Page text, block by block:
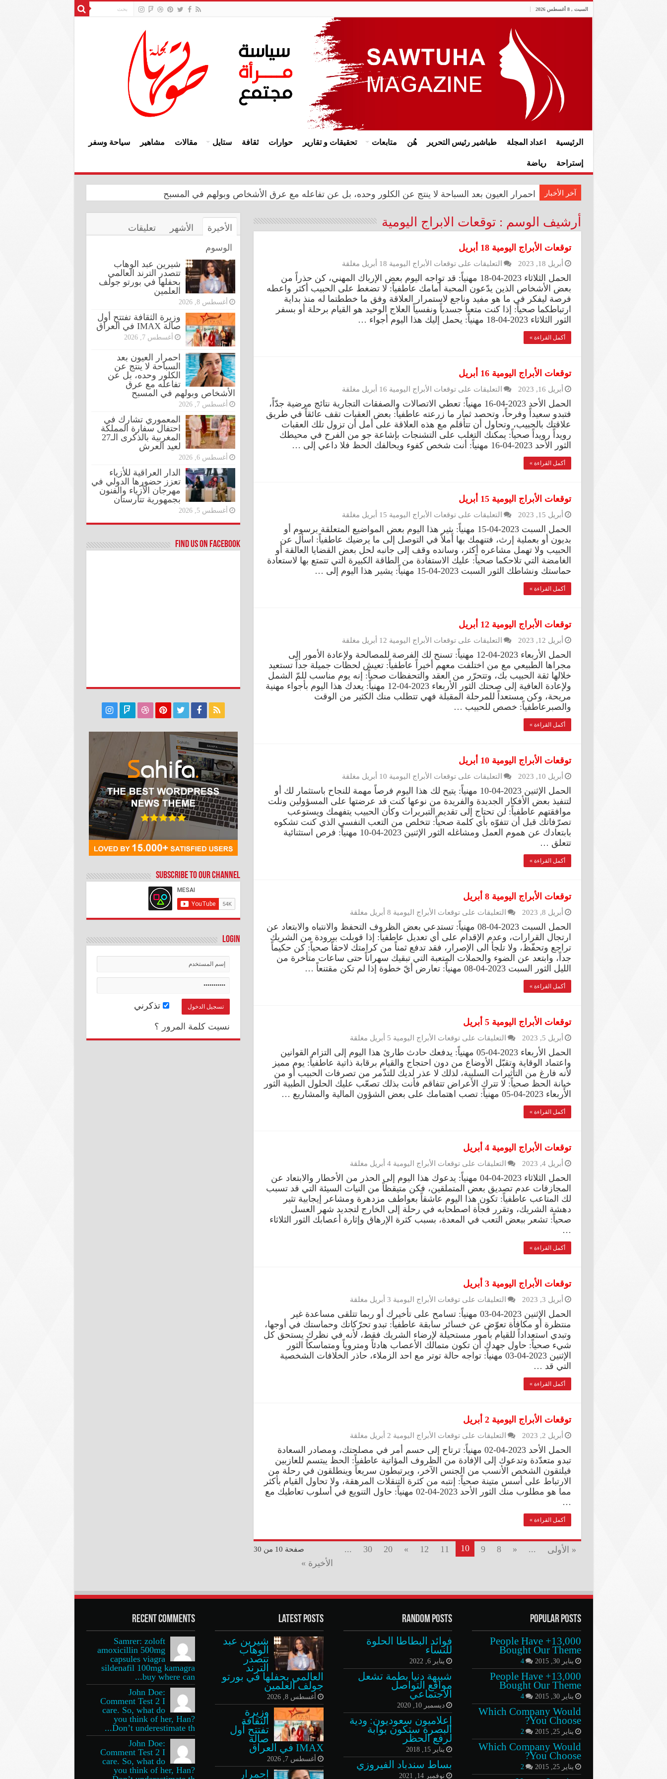
السبت , 8 أغسطس 2026
الرئيسية اعداد المجلة طباشير رئيس التحرير هُن متابعات تحقيقات و تقارير حوارات ثقافة ستايل مقالات مشاهير سياحة وسفر
إستراحة رياضة
آخر الأخبار احمرار العيون بعد السباحة لا ينتج عن الكلور وحده، بل عن تفاعله مع عرق الأشخاص وبولهم في المسبح
المعموري تشارك في احتفال سفارة المملكة المغربية بالذكرى الـ27 لعيد العرش
أرشيف الوسم :توقعات الابراج اليومية
توقعات الأبراج اليومية 18 أبريل
أبريل 18, 2023 التعليقات على توقعات الأبراج اليومية 18 أبريل مغلقة
الحمل الثلاثاء 2023-04-18 مهنياً: قد تواجه اليوم بعض الإرباك المهني، كن حذراً من
بعض الأشخاص الذين يدّعون المحبة أمامك عاطفياً: لا تضغط على الحبيب أكثر واعطه
فرصة ليفكر في ما هو مفيد وناجع لاستمرار العلاقة وفق ما خططتما له منذ بداية
ارتباطكما صحياً: إذا كنت متعباً جسدياً ونفسياً العلاج الوحيد هو القيام برحلة أو بسفر
الثور الثلاثاء 2023-04-18 مهنياً: يحمل إليك هذا اليوم أجواء …
أكمل القراءة »
توقعات الأبراج اليومية 16 أبريل
أبريل 16, 2023 التعليقات على توقعات الأبراج اليومية 16 أبريل مغلقة
الحمل الأحد 2023-04-16 مهنياً: تعطي الاتصالات والصفقات التجارية نتائج مرضية جدّاً،
فتبدو سعيداً وفرحاً، وتحصد ثمار ما زرعته عاطفياً: بعض العقبات تقف عائقاً في طريق
علاقتك بالحبيب، وتحاول أن تتأقلم مع هذه العلاقة على أمل أن تزول تلك العقبات
رويداً رويداً صحياً: يمكنك التغلب على التشنجات بإشاعة جو من الفرح في محيطك
الثور الأحد 2023-04-16 مهنياً: أنت شخص كفوء ويحالفك الحظ فلا داعي إلى …
أكمل القراءة »
توقعات الأبراج اليومية 15 أبريل
أبريل 15, 2023 التعليقات على توقعات الأبراج اليومية 15 أبريل مغلقة
الحمل السبت 2023-04-15 مهنياً: يثير هذا اليوم بعض المواضيع المتعلقة برسوم أو
بديون أو بعملية إرث، فتنهمك بها أملاً في التوصل إلى ما يرضيك عاطفياً: اسأل عن
الحبيب ولا تهمل مشاعره أكثر، وسانده وقف إلى جانبه لحل بعض القضايا العالقة أو
الغامضة التي تلاحكما صحياً: عليك الاستفادة من الطاقة الكبيرة التي تتمتع بها لاستعادة
حماستك ونشاطك الثور السبت 2023-04-15 مهنياً: يشير هذا اليوم إلى …
أكمل القراءة »
توقعات الأبراج اليومية 12 أبريل
أبريل 12, 2023 التعليقات على توقعات الأبراج اليومية 12 أبريل مغلقة
الحمل الأربعاء 2023-04-12 مهنياً: تسنح لك الفرصة للمصالحة ولإعادة الأمور إلى
مجراها الطبيعي مع من اختلفت معهم أخيراً عاطفياً: تعيش لحظات جميلة جداً تستعيد
خلالها ثقة الحبيب بك، وتتحرّر من العقد والتحفظات صحياً: إنه يوم مناسب للمّ الشمل
ولإعادة العافية إلى صحتك الثور الأربعاء 2023-04-12 مهنياً: يعدك هذا اليوم بأجواء مهنية
مريحة، وكن مستعداً للمرحلة المقبلة فهي تتطلب منك الكثير من الوقت
والصبرعاطفياً: خصص للحبيب …
أكمل القراءة »
توقعات الأبراج اليومية 10 أبريل
أبريل 10, 2023 التعليقات على توقعات الأبراج اليومية 10 أبريل مغلقة
الحمل الإثنين 2023-04-10 مهنياً: يتيح لك هذا اليوم فرصاً مهمة للنجاح باستثمار لك أو
لتنفيذ بعض الأفكار الجديدة والفريدة من نوعها كنت قد عرضتها على المسؤولين ونلت
موافقتهم عاطفياً: لن تحتاج إلى تقديم التبريرات وكأن الحبيب يتفهمك ويستوعب
تصرّفاتك قبل أن تتفوّه بأي كلمة صحياً: تتخلص من التعب النفسي الذي كنت تشكوه
بابتعادك عن هموم العمل ومشاغله الثور الإثنين 2023-04-10 مهنياً: فرص استثنائية
تتعلق …
أكمل القراءة »
توقعات الأبراج اليومية 8 أبريل
أبريل 8, 2023 التعليقات على توقعات الأبراج اليومية 8 أبريل مغلقة
الحمل السبت 2023-04-08 مهنياً: تستدعي بعض الظروف التحفظ والانتباه والابتعاد عن
ارتجال القرارات، وعدم الإقدام على أي تعديل عاطفياً: إذا قوبلت ببرودة من الشريك
تراجع وتحفّظ، ولا تلجأ الى الإصرار، فقد تدفع ثمناً من كرامتك لاحقاً صحياً: كن حكيماً
جداً، وابتعد عن الضوء والحملات المتعبة التي تبقيك سهراناً حتى ساعات متأخرة من
الليل الثور السبت 2023-04-08 مهنياً: تعارض أيّ خطوة إذا لم تكن مقتنعاً …
أكمل القراءة »
توقعات الأبراج اليومية 5 أبريل
أبريل 5, 2023 التعليقات على توقعات الأبراج اليومية 5 أبريل مغلقة
الحمل الأربعاء 2023-04-05 مهنياً: يدفعك حادث طارئ هذا اليوم إلى التزام القوانين
واعتماد الوقاية وتقبّل الأوضاع من دون احتجاج والقيام برقابة ذاتية عاطفياً: يوم مميز
لأنه فارغ من التأثيرات السلبية، لذلك لا عذر لديك للتذّمر من تصرفات الحبيب أو من
خيانة الحظ صحياً: لا تترك الأعراض تتفاقم فأنت بذلك تصعّب عليك الحلول الطبية الثور
الأربعاء 2023-04-05 مهنياً: تصب اهتمامك على بعض الشؤون المالية والمشاريع …
أكمل القراءة »
توقعات الأبراج اليومية 4 أبريل
أبريل 4, 2023 التعليقات على توقعات الأبراج اليومية 4 أبريل مغلقة
الحمل الثلاثاء 2023-04-04 مهنياً: يدعوك هذا اليوم إلى الحذر من الأخطار والابتعاد عن
المجازفات عدم تصديق بعض المتملقين، فكن متيقظاً من النيات السيئة التي قد تسبب
لك المتاعب عاطفياً: تكون هذا اليوم عاشقاً بعواطف مزدهرة ومشاعر إيجابية تثير
دهشة الشريك، وتقرر فجأة اصطحابه في رحلة إلى الخارج لتجديد شهر العسل
صحياً: تشعر ببعض التعب في المعدة، بسبب كثرة الإرهاق وإثارة أعصابك الثور الثلاثاء
…
أكمل القراءة »
توقعات الأبراج اليومية 3 أبريل
أبريل 3, 2023 التعليقات على توقعات الأبراج اليومية 3 أبريل مغلقة
الحمل الإثنين 2023-04-03 مهنياً: تسامح على تأخيرك أو ربما تتلقى مساعدة غير
منتظرة أو مكافأة تعوّض عن خسائر سابقة عاطفياً: تبدو تحرّكاتك وحماستك في أوجها،
وتبدي استعداداً للقيام بأمور مستحيلة لإرضاء الشريك فقط، لأنه في نظرك يستحق كل
شيء صحياً: حاول جهدك أن تكون متمالك الأعصاب هادئاً ومتروياً ومتماسكاً الثور
الإثنين 2023-04-03 مهنياً: تواجه حالة توتر مع احد الزملاء، حاذر الخلافات الشخصية
التي قد …
أكمل القراءة »
توقعات الأبراج اليومية 2 أبريل
أبريل 2, 2023 التعليقات على توقعات الأبراج اليومية 2 أبريل مغلقة
الحمل الأحد 2023-04-02 مهنياً: ترتاح إلى حسم أمر في مصلحتك، ومصادر السعادة
تبدو متعدّدة وتدعوك إلى الإفادة من الظروف المؤاتية عاطفياً: الحظ يبتسم للعازبين
فيلتقون الشخص الأنسب من الجنس الآخر، ويرتبطون سريعاً وينطلقون في رحلة من
الارتباط على أسس متينة صحياً: إنتبه من كثرة التنقلات المرهقة، ولا تحاول القيام بأكثر
مما هو مطلوب منك الثور الأحد 2023-04-02 مهنياً: حاول التنويع في أسلوب تعاطيك مع
…
أكمل القراءة »
صفحة 10 من 30 « الأولى ...
«
8
9
10
11
12
»
20
30
...
الأخيرة »
الأخيرة الأشهر
تعليقات
الوسوم
شيرين عبد الوهاب
تتصدر الترند العالمي
بحفلها في بورتو جولف
العلمين
أغسطس 8, 2026
وزيرة الثقافة تفتتح أول
صالة IMAX في العراق
أغسطس 7, 2026
احمرار العيون بعد
السباحة لا ينتج عن
الكلور وحده، بل عن
تفاعله مع عرق
الأشخاص وبولهم في المسبح
أغسطس 7, 2026
المعموري تشارك في
احتفال سفارة المملكة
المغربية بالذكرى الـ27
لعيد العرش
أغسطس 6, 2026
الدار العراقية للأزياء
تعزز حضورها الدولي في
مهرجان الأزياء والفنون
بجمهورية تتارستان
أغسطس 5, 2026
Find us on Facebook
Subscribe to our Channel
Login
تذكرني
نسيت كلمة المرور ؟
Popular Posts
13,000+ People Have
Bought Our Theme
يناير 30, 2015 4
13,000+ People Have
Bought Our Theme
يناير 30, 2015 4
Which Company Would
You Choose?
يناير 25, 2015 2
Which Company Would
You Choose?
يناير 25, 2015 2
Random Posts
فوائد البطاطا الحلوة
للنساء
يناير 6, 2022
شبيهة دنيا بطمة تشعل
مواقع التواصل
الاجتماعي
ديسمبر 10, 2020
إعلاميون سعوديون: ودية
البصرة ستكون بوابة
لرفع الحظر
يناير 15, 2018
بساط سندباد الفيروزي
نوفمبر 14, 2021
Latest Posts
شيرين عبد
الوهاب
تتصدر
الترند
العالمي بحفلها في بورتو
جولف العلمين
أغسطس 8, 2026
وزيرة
الثقافة
تفتتح أول
صالة
IMAX في العراق
أغسطس 7, 2026
احمرار
Recent Comments
Samrer: zoloft
amoxicillin 500mg
capsules viagra
sildenafil 100mg kamagra
buy where can...
John Doe:
Comment Test 2 I
care. So, what do
you think of her, Han?
Don’t underestimate th...
John Doe:
Comment Test 2 I
care. So, what do
you think of her, Han?